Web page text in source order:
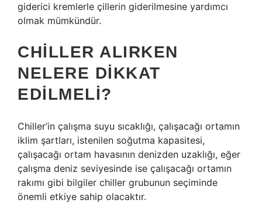
giderici kremlerle çillerin giderilmesine yardımcı
olmak mümkündür.
CHILLER ALIRKEN
NELERE DIKKAT
EDILMELI?
Chiller’in çalışma suyu sıcaklığı, çalışacağı ortamın
iklim şartları, istenilen soğutma kapasitesi,
çalışacağı ortam havasının denizden uzaklığı, eğer
çalışma deniz seviyesinde ise çalışacağı ortamın
rakımı gibi bilgiler chiller grubunun seçiminde
önemli etkiye sahip olacaktır.